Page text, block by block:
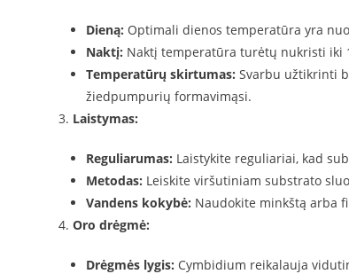
Dieną: Optimali dienos temperatūra yra nuo
Naktį: Naktį temperatūra turėtų nukristi iki
Temperatūrų skirtumas: Svarbu užtikrinti
žiedpumpurių formavimąsi.
Laistymas:
Reguliarumas: Laistykite reguliariai, kad
Metodas: Leiskite viršutiniam substrato
Vandens kokybė: Naudokite minkštą arba
Oro drėgmė:
Drėgmės lygis: Cymbidium reikalauja